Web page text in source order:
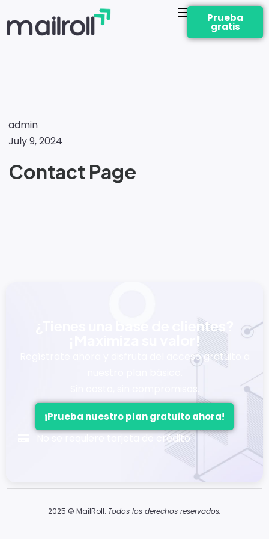
Prueba
gratis
admin
July 9, 2024
Contact Page
¿Tienes una base de clientes?
¡Maximiza su valor!
Regístrate ahora y disfruta del acceso gratuito a
Sin costo, sin compromisos.
¡Prueba nuestro plan gratuito ahora!
No se requiere tarjeta de crédito
2025 © MailRoll. Todos los derechos reservados.